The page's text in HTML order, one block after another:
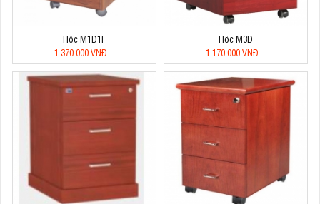
Hộc M1D1F
1.370.000 VNĐ
Hộc M3D
1.170.000 VNĐ